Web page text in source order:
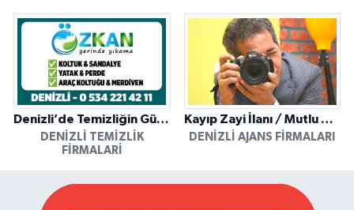
Denizli’de Temizliğin Güvenilir Adresi: Özkan Yerinde Yıkama
DENIZLI TEMIZLIK
FIRMALARI
Kayıp Zayi İlanı / Mutlu Ajans / Denizli
DENIZLI AJANS FIRMALARI